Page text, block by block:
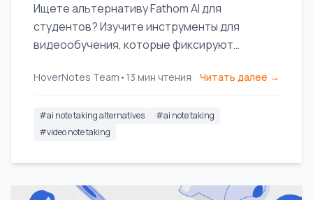
Ищете альтернативу Fathom AI для
студентов? Изучите инструменты для
видеообучения, которые фиксируют
расшифровки, для YouTube и Coursera.
HoverNotes Team • 13 мин чтения Читать далее →
#ai note taking alternatives #ai note taking
#video note taking